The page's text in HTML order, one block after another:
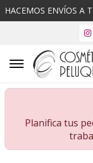
HACEMOS ENVÍOS A
Planifica tus